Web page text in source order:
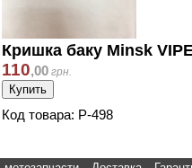
Кришка баку Minsk
110,00 грн.
Код товара: P-498